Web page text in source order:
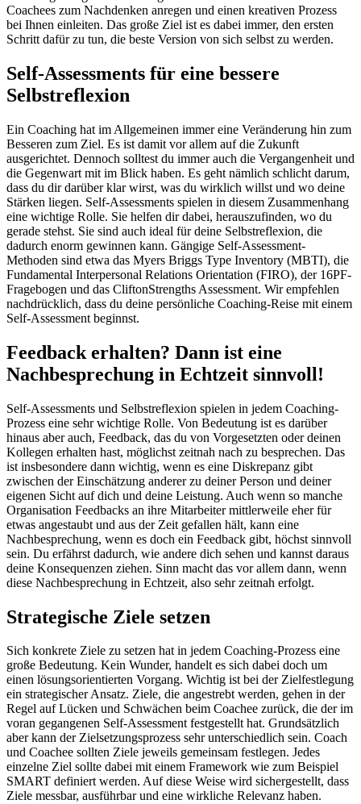
Coachees zum Nachdenken anregen und einen kreativen Prozess
bei Ihnen einleiten. Das große Ziel ist es dabei immer, den ersten
Schritt dafür zu tun, die beste Version von sich selbst zu werden.
Self-Assessments für eine bessere
Selbstreflexion
Ein Coaching hat im Allgemeinen immer eine Veränderung hin zum
Besseren zum Ziel. Es ist damit vor allem auf die Zukunft
ausgerichtet. Dennoch solltest du immer auch die Vergangenheit und
die Gegenwart mit im Blick haben. Es geht nämlich schlicht darum,
dass du dir darüber klar wirst, was du wirklich willst und wo deine
Stärken liegen. Self-Assessments spielen in diesem Zusammenhang
eine wichtige Rolle. Sie helfen dir dabei, herauszufinden, wo du
gerade stehst. Sie sind auch ideal für deine Selbstreflexion, die
dadurch enorm gewinnen kann. Gängige Self-Assessment-
Methoden sind etwa das Myers Briggs Type Inventory (MBTI), die
Fundamental Interpersonal Relations Orientation (FIRO), der 16PF-
Fragebogen und das CliftonStrengths Assessment. Wir empfehlen
nachdrücklich, dass du deine persönliche Coaching-Reise mit einem
Self-Assessment beginnst.
Feedback erhalten? Dann ist eine
Nachbesprechung in Echtzeit sinnvoll!
Self-Assessments und Selbstreflexion spielen in jedem Coaching-
Prozess eine sehr wichtige Rolle. Von Bedeutung ist es darüber
hinaus aber auch, Feedback, das du von Vorgesetzten oder deinen
Kollegen erhalten hast, möglichst zeitnah nach zu besprechen. Das
ist insbesondere dann wichtig, wenn es eine Diskrepanz gibt
zwischen der Einschätzung anderer zu deiner Person und deiner
eigenen Sicht auf dich und deine Leistung. Auch wenn so manche
Organisation Feedbacks an ihre Mitarbeiter mittlerweile eher für
etwas angestaubt und aus der Zeit gefallen hält, kann eine
Nachbesprechung, wenn es doch ein Feedback gibt, höchst sinnvoll
sein. Du erfährst dadurch, wie andere dich sehen und kannst daraus
deine Konsequenzen ziehen. Sinn macht das vor allem dann, wenn
diese Nachbesprechung in Echtzeit, also sehr zeitnah erfolgt.
Strategische Ziele setzen
Sich konkrete Ziele zu setzen hat in jedem Coaching-Prozess eine
große Bedeutung. Kein Wunder, handelt es sich dabei doch um
einen lösungsorientierten Vorgang. Wichtig ist bei der Zielfestlegung
ein strategischer Ansatz. Ziele, die angestrebt werden, gehen in der
Regel auf Lücken und Schwächen beim Coachee zurück, die der im
voran gegangenen Self-Assessment festgestellt hat. Grundsätzlich
aber kann der Zielsetzungsprozess sehr unterschiedlich sein. Coach
und Coachee sollten Ziele jeweils gemeinsam festlegen. Jedes
einzelne Ziel sollte dabei mit einem Framework wie zum Beispiel
SMART definiert werden. Auf diese Weise wird sichergestellt, dass
Ziele messbar, ausführbar und eine wirkliche Relevanz haben.